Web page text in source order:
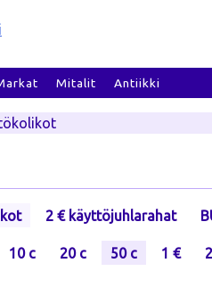
Mitalit Antiikki
2 € käyttöjuhlarahat
10 c 20 c 50 c 1 €